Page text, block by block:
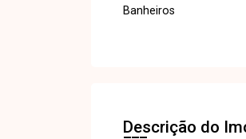
Banheiros
Descrição do